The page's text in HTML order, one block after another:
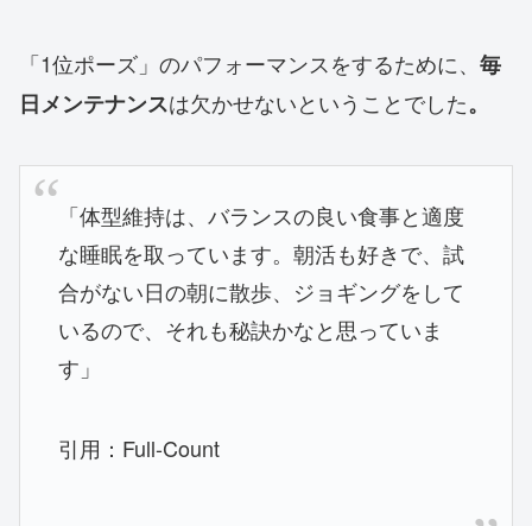
「1位ポーズ」のパフォーマンスをするために、 毎
日メンテナンスは欠かせないということでした。
「体型維持は、バランスの良い食事と適度
な睡眠を取っています。朝活も好きで、試
合がない日の朝に散歩、ジョギングをして
いるので、それも秘訣かなと思っていま
す」
引用：Full-Count